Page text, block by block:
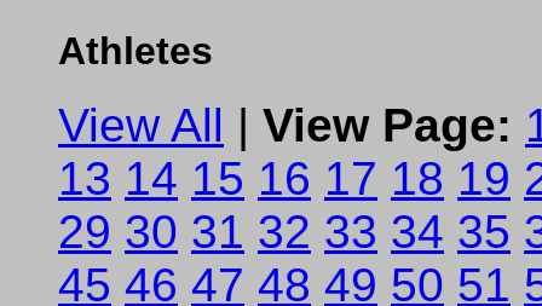
Athletes
View All | View Page:
13 14 15 16 17 18 19
29 30 31 32 33 34 35
45 46 47 48 49 50 51